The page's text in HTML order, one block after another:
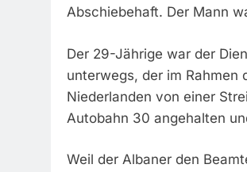
Abschiebehaft. Der Mann
Der 29-Jährige war der
unterwegs, der im Rahmen
Niederlanden von einer
Autobahn 30 angehalten
Weil der Albaner den